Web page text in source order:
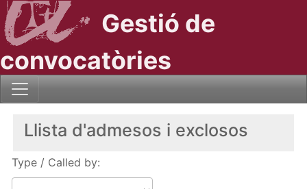
Gestió de
convocatòries
Llista d'admesos i exclosos
Type / Called by: